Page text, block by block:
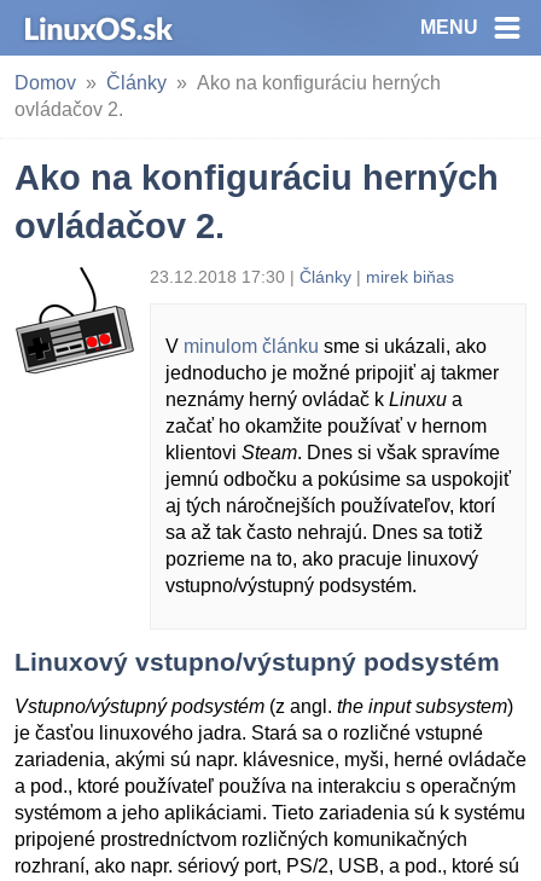
MENU
Domov Články
Ako na konfiguráciu herných
ovládačov 2.
Ako na konfiguráciu herných
ovládačov 2.
23.12.2018 17:30 | Články | mirek biňas
V minulom článku sme si ukázali, ako
jednoducho je možné pripojiť aj takmer
neznámy herný ovládač k Linuxu a
začať ho okamžite používať v hernom
klientovi Steam. Dnes si však spravíme
jemnú odbočku a pokúsime sa uspokojiť
aj tých náročnejších používateľov, ktorí
sa až tak často nehrajú. Dnes sa totiž
pozrieme na to, ako pracuje linuxový
vstupno/výstupný podsystém.
Linuxový vstupno/výstupný podsystém
Vstupno/výstupný podsystém (z angl. the input subsystem)
je časťou linuxového jadra. Stará sa o rozličné vstupné
zariadenia, akými sú napr. klávesnice, myši, herné ovládače
a pod., ktoré používateľ používa na interakciu s operačným
systémom a jeho aplikáciami. Tieto zariadenia sú k systému
pripojené prostredníctvom rozličných komunikačných
rozhraní, ako napr. sériový port, PS/2, USB, a pod., ktoré sú